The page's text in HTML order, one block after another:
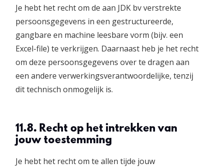
Je hebt het recht om de aan JDK bv verstrekte
persoonsgegevens in een gestructureerde,
gangbare en machine leesbare vorm (bijv. een
Excel-file) te verkrijgen. Daarnaast heb je het recht
om deze persoonsgegevens over te dragen aan
een andere verwerkingsverantwoordelijke, tenzij
dit technisch onmogelijk is.
11.8. Recht op het intrekken van
jouw toestemming
Je hebt het recht om te allen tijde jouw